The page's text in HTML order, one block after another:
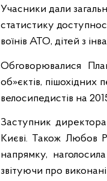
Учасники дали
статистику
воїнів АТО, дітей з
Обговорювалися
об»єктів, пішохідних
велосипедистів на
Заступник
Києві. Також Любов
напрямку,
звітуючи про